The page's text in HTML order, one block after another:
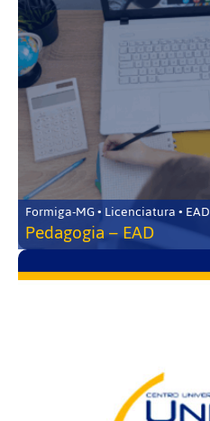
Formiga-MG • Licenciatura • EAD
Pedagogia – EAD